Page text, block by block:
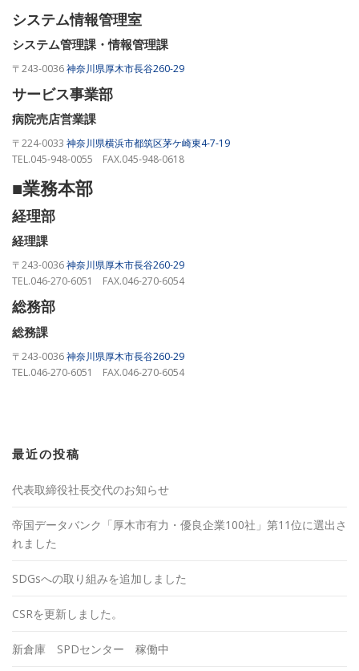
システム情報管理室
システム管理課・情報管理課
〒243-0036神奈川県厚木市長谷260-29
サービス事業部
病院売店営業課
〒224-0033 神奈川県横浜市都筑区茅ケ崎東4-7-19
TEL.045-948-0055 FAX.045-948-0618
■業務本部
経理部
経理課
〒243-0036神奈川県厚木市長谷260-29
TEL.046-270-6051 FAX.046-270-6054
総務部
総務課
〒243-0036神奈川県厚木市長谷260-29
TEL.046-270-6051 FAX.046-270-6054
最近の投稿
代表取締役社長交代のお知らせ
帝国データバンク「厚木市有力・優良企業100社」第11位に選出さ
れました
SDGsへの取り組みを追加しました
CSRを更新しました。
新倉庫 SPDセンター 稼働中